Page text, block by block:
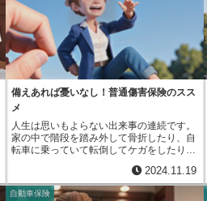
当者が現場に行く必要がなくなるため、人
件費や交通費などの経費を削減することが
できます。また、浮いた時間を他の業務に
充てることができるため、全体的な業務効
率の向上が期待できます。 さらに、迅速
な対応によって顧客満足度を高めることも
でき、会社の信頼性向上にもつながりま
す。このように、この新しい仕組みは、事
故にあった方と保険会社の双方にとって、
多くの良い点を持つ画期的なシステムと言
えるでしょう。
きく分けて二つの種類があります。一つ
は、それまで支払った保険料を元手に、保
障の金額を減らして、将来の保険料の支払
いをなくす方法です。これは、今までの支
払いを無駄にすることなく、少ない保障額
で保険を継続することができます。もう一
つは、同じくそれまで支払った保険料を元
手に、保険の期間を短くして、将来の保険
料の支払いをなくす方法です。こちらは、
保障される期間は短くなりますが、その期
間中は元の保障額を維持することができま
す。これらの方法は、一旦は家計の負担を
軽くすることができますが、保障内容も小
さくなってしまいます。将来、お子さんが
生まれたり、住宅を購入したりするなど、
生活に変化があった場合、以前の保障内容
備えあれば憂いなし！普通傷害保険のスス
メ
人生は思いもよらない出来事の連続です。
家の中で階段を踏み外して骨折したり、自
転車に乗っていて転倒してケガをしたり、
このような、自分では予測できない偶然の
事故によってケガをした場合に備えるの
が、普通傷害保険です。この保険は、仕事
2024.11.19
自動車保険